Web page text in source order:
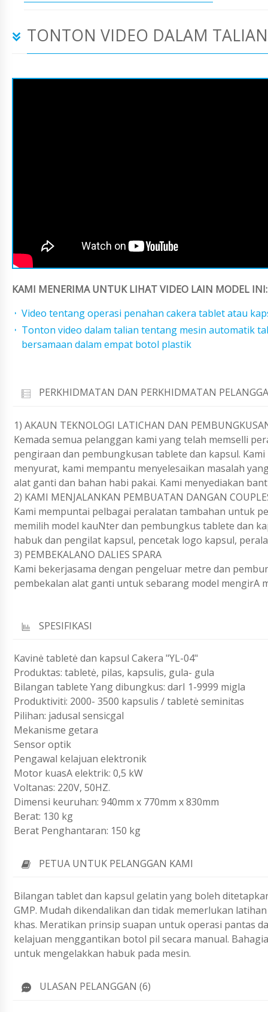
TONTON VIDEO DALAM TALIAN
KAMI MENERIMA UNTUK LIHAT VIDEO LAIN MODEL INI:
Video tentang operasi penahan cakera tablet atau
Tonton video dalam talian tentang mesin automatik
bersamaan dalam empat botol plastik
PERKHIDMATAN DAN PERKHIDMATAN
1) AKAUN TEKNOLOGI LATICHAN DAN
Kemada semua pelanggan kami yang telah memselli
pengiraan dan pembungkusan tablete dan kapsul.
menyurat, kami mempantu menyelesaikan masalah
alat ganti dan bahan habi pakai. Kami menyediakan
2) KAMI MENJALANKAN PEMBUATAN DANGAN
Kami mempuntai pelbagai peralatan tambahan untuk
memilih model kauNter dan pembungkus tablete dan
habuk dan pengilat kapsul, pencetak logo kapsul,
3) PEMBEKALANO DALIES SPARA
Kami bekerjasama dengan pengeluar metre dan
pembekalan alat ganti untuk sebarang model mengirA
SPESIFIKASI
Kavinė tabletė dan kapsul Cakera "YL-04"
Produktas: tabletė, pilas, kapsulis, gula- gula
Bilangan tablete Yang dibungkus: darI 1-9999 migla
Produktiviti: 2000- 3500 kapsulis / tabletė seminitas
Pilihan: jadusal sensicgal
Mekanisme getara
Sensor optik
Pengawal kelajuan elektronik
Motor kuasA elektrik: 0,5 kW
Voltanas: 220V, 50HZ.
Dimensi keuruhan: 940mm x 770mm x 830mm
Berat: 130 kg
Berat Penghantaran: 150 kg
PETUA UNTUK PELANGGAN KAMI
Bilangan tablet dan kapsul gelatin yang boleh
GMP. Mudah dikendalikan dan tidak memerlukan
khas. Meratikan prinsip suapan untuk operasi pantas
kelajuan menggantikan botol pil secara manual.
untuk mengelakkan habuk pada mesin.
ULASAN PELANGGAN (6)